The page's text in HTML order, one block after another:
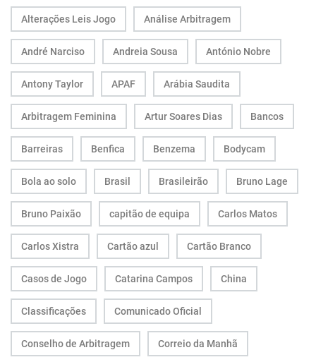
Alterações Leis Jogo Análise Arbitragem
André Narciso Andreia Sousa António Nobre
Antony Taylor APAF Arábia Saudita
Arbitragem Feminina Artur Soares Dias Bancos
Barreiras Benfica Benzema Bodycam
Bola ao solo Brasil Brasileirão Bruno Lage
Bruno Paixão capitão de equipa Carlos Matos
Carlos Xistra Cartão azul Cartão Branco
Casos de Jogo Catarina Campos China
Classificações Comunicado Oficial
Conselho de Arbitragem Correio da Manhã